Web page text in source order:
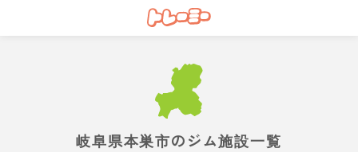
岐阜県本巣市のジム施設一覧